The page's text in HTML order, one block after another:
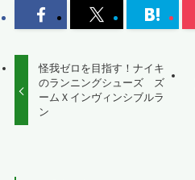
怪我ゼロを目指す！ナイキ
のランニングシューズ ズ
ームＸインヴィンシブルラ
ン